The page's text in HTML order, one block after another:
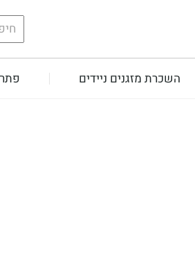
עבור:
השכרת מזגנים ניידים